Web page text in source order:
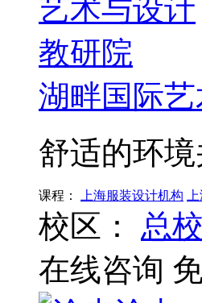
湖畔国际
舒适的环
课程： 上海服装设计机构
校区： 总校
在线咨询